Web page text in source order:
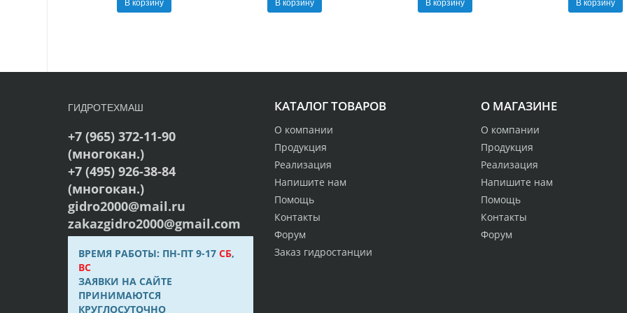
О МАГАЗИНЕ
О компании
Продукция
Реализация
Напишите нам
Помощь
Контакты
Форум
КАТАЛОГ ТОВАРОВ
О компании
Продукция
Реализация
Напишите нам
Помощь
Контакты
Форум
Заказ гидростанции
ГИДРОТЕХМАШ
+7 (965) 372-11-90
(многокан.)
+7 (495) 926-38-84
(многокан.)
gidro2000@mail.ru
zakazgidro2000@gmail.com
ВРЕМЯ РАБОТЫ: ПН-ПТ 9-17СБ,
ВС
ЗАЯВКИ НА САЙТЕ
ПРИНИМАЮТСЯ
КРУГЛОСУТОЧНО